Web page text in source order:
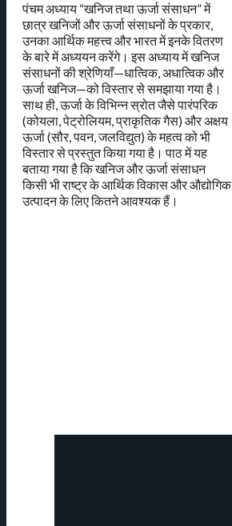
पंचम अध्याय “खनिज तथा ऊर्जा संसाधन” में
छात्र खनिजों और ऊर्जा संसाधनों के प्रकार,
उनका आर्थिक महत्त्व और भारत में इनके वितरण
के बारे में अध्ययन करेंगे। इस अध्याय में खनिज
संसाधनों की श्रेणियाँ—धात्विक, अधात्विक और
ऊर्जा खनिज—को विस्तार से समझाया गया है।
साथ ही, ऊर्जा के विभिन्न स्रोत जैसे पारंपरिक
(कोयला, पेट्रोलियम, प्राकृतिक गैस) और अक्षय
ऊर्जा (सौर, पवन, जलविद्युत) के महत्व को भी
विस्तार से प्रस्तुत किया गया है। पाठ में यह
बताया गया है कि खनिज और ऊर्जा संसाधन
किसी भी राष्ट्र के आर्थिक विकास और औद्योगिक
उत्पादन के लिए कितने आवश्यक हैं।